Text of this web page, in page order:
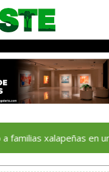
en una noche